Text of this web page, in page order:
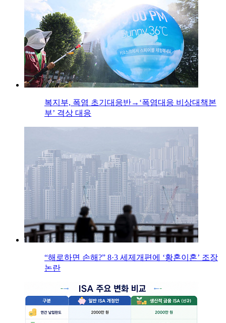
복지부, 폭염 초기대응반→‘폭염대응 비상대책본
부’ 격상 대응
“해로하면 손해?” 8·3 세제개편에 ‘황혼이혼’ 조장
논란